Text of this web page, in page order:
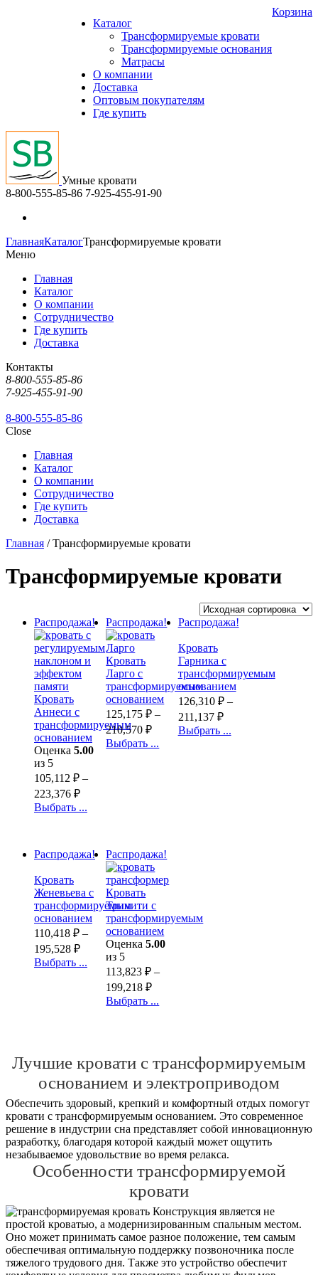
Каталог
Трансформируемые кровати
Трансформируемые основания
Матрасы
О компании
Доставка
Оптовым покупателям
Где купить
Корзина
Умные кровати
8-800-555-85-86 7-925-455-91-90
ГлавнаяКаталогТрансформируемые кровати
Меню
Главная
Каталог
О компании
Сотрудничество
Где купить
Доставка
Контакты
8-800-555-85-86
7-925-455-91-90
8-800-555-85-86
Close
Главная
Каталог
О компании
Сотрудничество
Где купить
Доставка
Главная / Трансформируемые кровати
Трансформируемые кровати
Распродажа!
Кровать
Аннеси с
трансформируемым
основанием
Оценка 5.00
из 5
105,112 ₽ –
223,376 ₽
Выбрать ...
Распродажа!
Кровать
Ларго с
трансформируемым
основанием
125,175₽ –
210,570₽
Выбрать ...
Распродажа!
Кровать
Гарника с
трансформируемым
основанием
126,310 ₽–
211,137 ₽
Выбрать ...
Распродажа!
Кровать
Женевьева с
трансформируемым
основанием
110,418 ₽ –
195,528 ₽
Выбрать ...
Распродажа!
Кровать
Тринити с
трансформируемым
основанием
Оценка5.00
из 5
113,823₽ –
199,218₽
Выбрать ...
Лучшие кровати с трансформируемым
основанием и электроприводом
Обеспечить здоровый, крепкий и комфортный отдых помогут
кровати с трансформируемым основанием. Это современное
решение в индустрии сна представляет собой инновационную
разработку, благодаря которой каждый может ощутить
незабываемое удовольствие во время релакса.
Особенности трансформируемой
кровати
Конструкция является не
простой кроватью, а модернизированным спальным местом.
Оно может принимать самое разное положение, тем самым
обеспечивая оптимальную поддержку позвоночника после
тяжелого трудового дня. Также это устройство обеспечит